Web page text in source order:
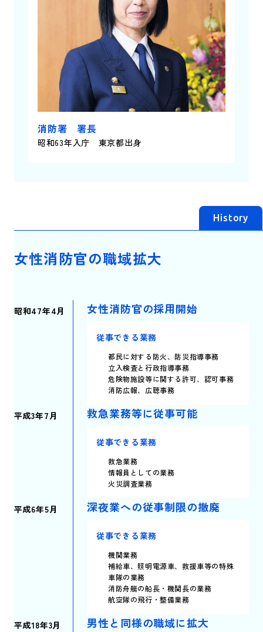
消防署 署長
昭和63年入庁 東京都出身
History
女性消防官の職域拡大
昭和47年4月 女性消防官の採用開始
従事できる業務
都民に対する防火、防災指導事務
立入検査と行政指導事務
危険物施設等に関する許可、認可事務
消防広報、広聴事務
平成3年7月 救急業務等に従事可能
従事できる業務
救急業務
情報員としての業務
火災調査業務
平成6年5月 深夜業への従事制限の撤廃
従事できる業務
機関業務
補給車、照明電源車、救援車等の特殊
車隊の業務
消防舟艇の船長・機関長の業務
航空隊の飛行・整備業務
平成18年3月 男性と同様の職域に拡大